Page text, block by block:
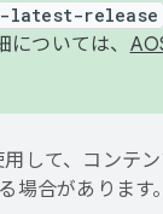
latest-release
ついては、
して、コンテ
場合があります。